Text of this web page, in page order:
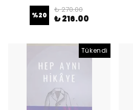
%20
₺ 270.00
₺ 216.00
Tükendi